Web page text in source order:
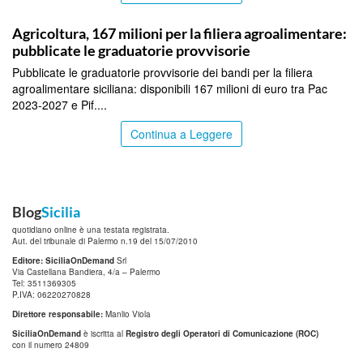
Agricoltura, 167 milioni per la filiera agroalimentare:
pubblicate le graduatorie provvisorie
Pubblicate le graduatorie provvisorie dei bandi per la filiera
agroalimentare siciliana: disponibili 167 milioni di euro tra Pac
2023-2027 e Pif....
Continua a Leggere
BlogSicilia
quotidiano online è una testata registrata.
Aut. del tribunale di Palermo n.19 del 15/07/2010
Editore: SiciliaOnDemand Srl
Via Castellana Bandiera, 4/a – Palermo
Tel: 3511369305
P.IVA: 06220270828
Direttore responsabile: Manlio Viola
SiciliaOnDemand è iscritta al Registro degli Operatori di Comunicazione (ROC)
con il numero 24809